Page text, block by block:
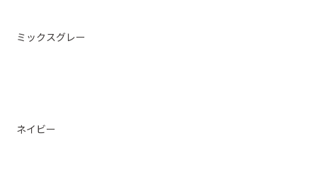
ミックスグレー
ネイビー